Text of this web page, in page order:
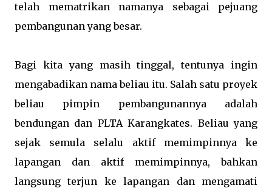
telah mematrikan namanya sebagai pejuang
pembangunan yang besar.
Bagi kita yang masih tinggal, tentunya ingin
mengabadikan nama beliau itu. Salah satu proyek
beliau pimpin pembangunannya adalah
bendungan dan PLTA Karangkates. Beliau yang
sejak semula selalu aktif memimpinnya ke
lapangan dan aktif memimpinnya, bahkan
langsung terjun ke lapangan dan mengamati